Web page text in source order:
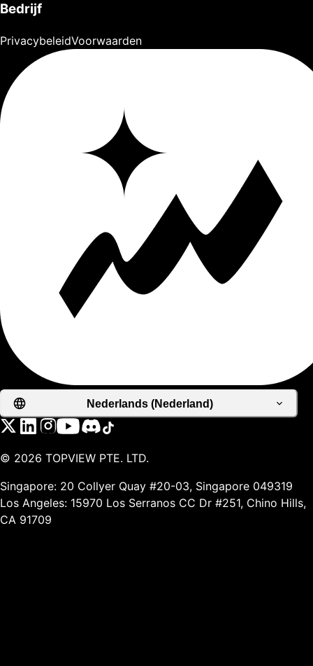
Bedrijf
PrivacybeleidVoorwaarden
Nederlands (Nederland)
© 2026 TOPVIEW PTE. LTD.
Singapore: 20 Collyer Quay #20-03, Singapore 049319
Los Angeles: 15970 Los Serranos CC Dr #251, Chino Hills,
CA 91709